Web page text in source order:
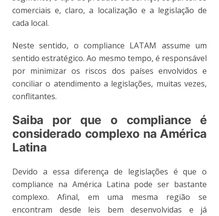
comerciais e, claro, a localização e a legislação de
cada local.
Neste sentido, o compliance LATAM assume um
sentido estratégico. Ao mesmo tempo, é responsável
por minimizar os riscos dos países envolvidos e
conciliar o atendimento a legislações, muitas vezes,
conflitantes.
Saiba por que o compliance é
considerado complexo na América
Latina
Devido a essa diferença de legislações é que o
compliance na América Latina pode ser bastante
complexo. Afinal, em uma mesma região se
encontram desde leis bem desenvolvidas e já